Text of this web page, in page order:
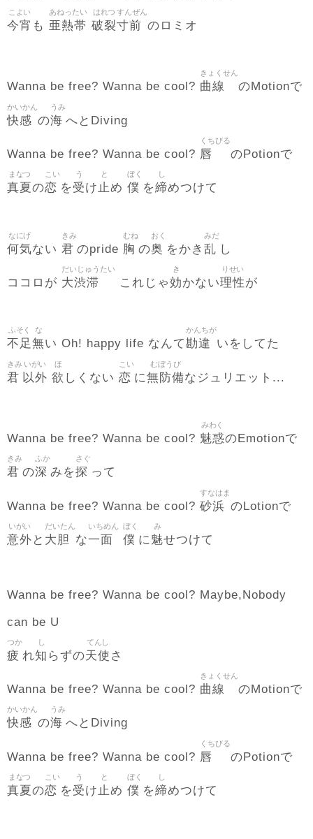
今宵
こよい
も 亜熱帯
あねったい
破裂
はれつ
寸前
すんぜん
のロミオ
Wanna be free? Wanna be cool? 曲線
きょくせん
のMotionで
快感
かいかん
の海
うみ
へとDiving
Wanna be free? Wanna be cool? 唇
くちびる
のPotionで
真夏
まなつ
の恋
こい
を受
う
け止
と
め 僕
ぼく
を締
し
めつけて
何気
なにげ
ない 君
きみ
のpride 胸
むね
の奥
おく
をかき 乱
みだ
し
ココロが 大渋滞
だいじゅうたい
これじゃ効
き
かない理性
りせい
が
不足
ふそく
無
な
い Oh! happy life なんて勘違
かんちが
いをしてた
君
きみ
以外
いがい
欲
ほ
しくない 恋
こい
に無防備
むぼうび
なジュリエット...
Wanna be free? Wanna be cool? 魅惑
みわく
のEmotionで
君
きみ
の深
ふか
みを探
さぐ
って
Wanna be free? Wanna be cool? 砂浜
すなはま
のLotionで
意外
いがい
と 大胆
だいたん
な一面
いちめん
僕
ぼく
に魅
み
せつけて
Wanna be free? Wanna be cool? Maybe,Nobody
can be U
疲
つか
れ知
し
らずの天使
てんし
さ
Wanna be free? Wanna be cool? 曲線
きょくせん
のMotionで
快感
かいかん
の海
うみ
へとDiving
Wanna be free? Wanna be cool? 唇
くちびる
のPotionで
真夏
まなつ
の恋
こい
を受
う
け止
と
め 僕
ぼく
を締
し
めつけて